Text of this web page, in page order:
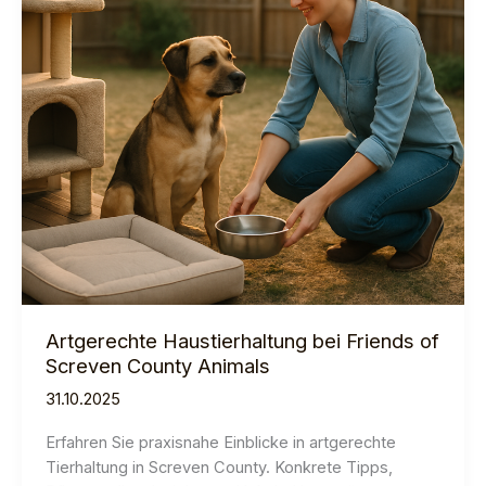
Artgerechte Haustierhaltung bei Friends of
Screven County Animals
31.10.2025
Erfahren Sie praxisnahe Einblicke in artgerechte
Tierhaltung in Screven County. Konkrete Tipps,